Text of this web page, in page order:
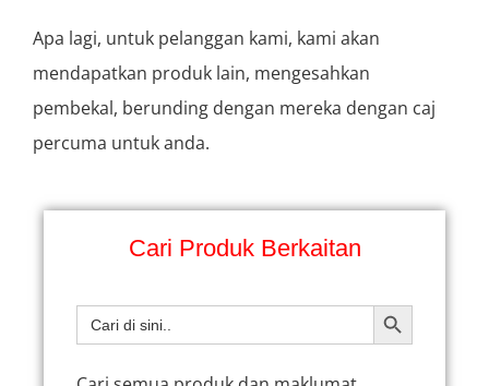
Apa lagi, untuk pelanggan kami, kami akan
mendapatkan produk lain, mengesahkan
pembekal, berunding dengan mereka dengan caj
percuma untuk anda.
Cari Produk Berkaitan
Carian
untuk:
BUTANG